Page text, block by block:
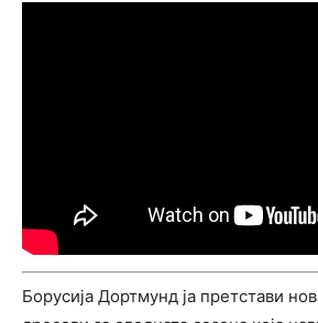
Борусија Дортмунд ја претстави